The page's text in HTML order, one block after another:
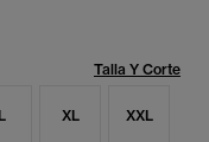
Talla Y Corte
L XL XXL